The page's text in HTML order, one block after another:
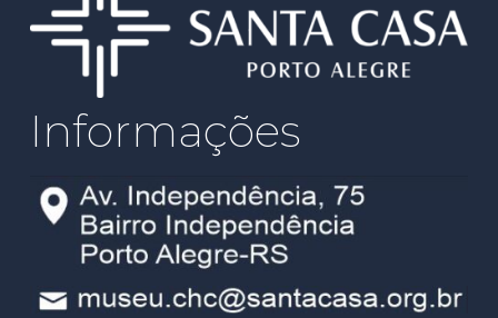
Informações